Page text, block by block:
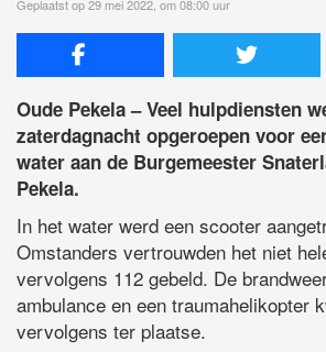
Geplaatst op 29 mei 2022, om 08:00 uur
Oude Pekela – Veel hulpdiensten
zaterdagnacht opgeroepen voor
water aan de Burgemeester
Pekela.
In het water werd een scooter
Omstanders vertrouwden het niet
vervolgens 112 gebeld. De
ambulance en een traumahelikopter
vervolgens ter plaatse.